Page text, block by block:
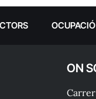
OCUPACIÓ
ON